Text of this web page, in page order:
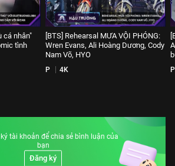
cá nhân"
tình
[BTS] Rehearsal MƯA VỘI PHÓNG:
Wren Evans, Ali Hoàng Dương, Cody
Nam Võ, HYO
P 4K P
tài khoản để chia sẻ bình luận của
bạn
Đăng ký